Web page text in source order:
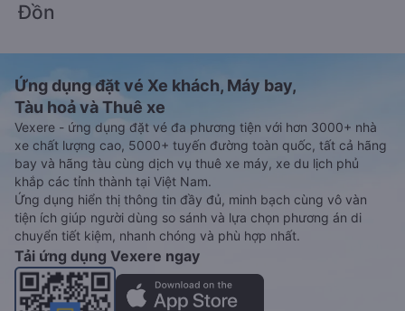
Đồn
Ứng dụng đặt vé Xe khách, Máy bay,
Tàu hoả và Thuê xe
Vexere - ứng dụng đặt vé đa phương tiện với hơn 3000+ nhà
xe chất lượng cao, 5000+ tuyến đường toàn quốc, tất cả hãng
bay và hãng tàu cùng dịch vụ thuê xe máy, xe du lịch phủ
khắp các tỉnh thành tại Việt Nam.
Ứng dụng hiển thị thông tin đầy đủ, minh bạch cùng vô vàn
tiện ích giúp người dùng so sánh và lựa chọn phương án di
chuyển tiết kiệm, nhanh chóng và phù hợp nhất.
Tải ứng dụng Vexere ngay